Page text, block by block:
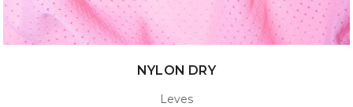
NYLON DRY
Leves